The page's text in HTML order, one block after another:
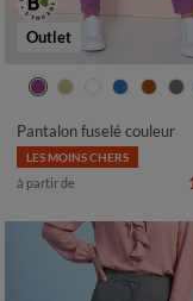
Outlet
36 38 40 42 44
Pantalon fuselé couleur
LES MOINS CHERS
à partir de